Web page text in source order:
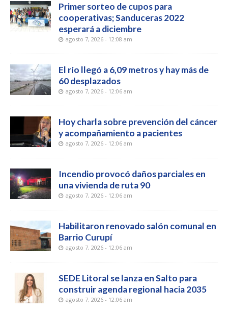
Primer sorteo de cupos para
cooperativas; Sanduceras 2022
esperará a diciembre
agosto 7, 2026 - 12:08 am
El río llegó a 6,09 metros y hay más de
60 desplazados
agosto 7, 2026 - 12:06 am
Hoy charla sobre prevención del cáncer
y acompañamiento a pacientes
agosto 7, 2026 - 12:06 am
Incendio provocó daños parciales en
una vivienda de ruta 90
agosto 7, 2026 - 12:06 am
Habilitaron renovado salón comunal en
Barrio Curupí
agosto 7, 2026 - 12:06 am
SEDE Litoral se lanza en Salto para
construir agenda regional hacia 2035
agosto 7, 2026 - 12:06 am